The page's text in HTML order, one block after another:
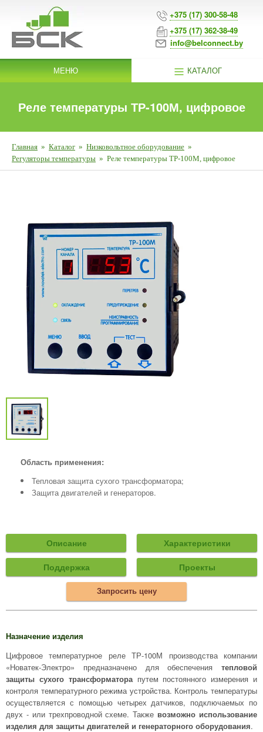
+375 (17) 300-58-48
+375 (17) 362-38-49
info@belconnect.by
МЕНЮ КАТАЛОГ
Реле температуры ТР-100М, цифровое
Главная » Каталог » Низковольтное оборудование »
Регуляторы температуры » Реле температуры ТР-100М, цифровое
Область применения:
Тепловая защита сухого трансформатора;
Защита двигателей и генераторов.
Описание Характеристики
Поддержка Проекты
Запросить цену
Назначение изделия
Цифровое температурное реле ТР-100М производства компании
«Новатек-Электро» предназначено для обеспечения тепловой
защиты сухого трансформаторапутем постоянного измерения и
контроля температурного режима устройства. Контроль температуры
осуществляется с помощью четырех датчиков, подключаемых по
двух - или трехпроводной схеме. Также возможно использование
изделия для защиты двигателей и генераторного оборудования.